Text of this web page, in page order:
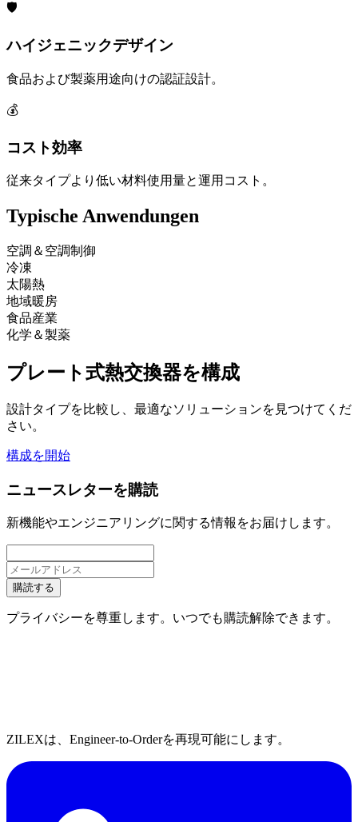
🛡️
ハイジェニックデザイン
食品および製薬用途向けの認証設計。
💰
コスト効率
従来タイプより低い材料使用量と運用コスト。
Typische Anwendungen
空調＆空調制御
冷凍
太陽熱
地域暖房
食品産業
化学＆製薬
プレート式熱交換器を構成
設計タイプを比較し、最適なソリューションを見つけてくだ
さい。
構成を開始
ニュースレターを購読
新機能やエンジニアリングに関する情報をお届けします。
購読する
プライバシーを尊重します。いつでも購読解除できます。
ZILEXは、Engineer-to-Orderを再現可能にします。